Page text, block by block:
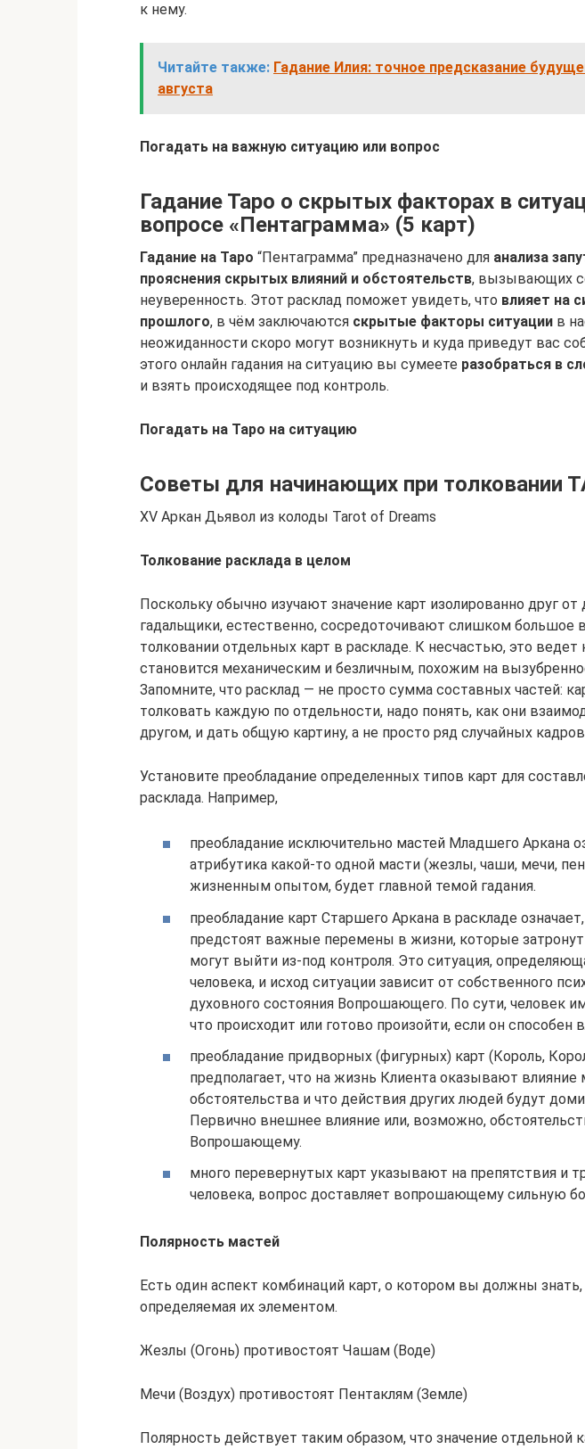
к нему.
Читайте также: Гадание Илия: точное предсказание
августа
Погадать на важную ситуацию или вопрос
Гадание Таро о скрытых факторах в
вопросе «Пентаграмма» (5 карт)
Гадание на Таро “Пентаграмма” предназначено для анализа
прояснения скрытых влияний и обстоятельств, вызывающих
неуверенность. Этот расклад поможет увидеть, что влияет на
прошлого, в чём заключаются скрытые факторы ситуации в
неожиданности скоро могут возникнуть и куда приведут вас
этого онлайн гадания на ситуацию вы сумеете разобраться в
и взять происходящее под контроль.
Погадать на Таро на ситуацию
Советы для начинающих при толковании
XV Аркан Дьявол из колоды Tarot of Dreams
Толкование расклада в целом
Поскольку обычно изучают значение карт изолированно друг
гадальщики, естественно, сосредоточивают слишком большое
толковании отдельных карт в раскладе. К несчастью, это ведет
становится механическим и безличным, похожим на
Запомните, что расклад — не просто сумма составных частей:
толковать каждую по отдельности, надо понять, как они
другом, и дать общую картину, а не просто ряд случайных
Установите преобладание определенных типов карт для
расклада. Например,
преобладание исключительно мастей Младшего Аркана
атрибутика какой-то одной масти (жезлы, чаши, мечи,
жизненным опытом, будет главной темой гадания.
преобладание карт Старшего Аркана в раскладе
предстоят важные перемены в жизни, которые затронут
могут выйти из-под контроля. Это ситуация,
человека, и исход ситуации зависит от собственного
духовного состояния Вопрошающего. По сути, человек
что происходит или готово произойти, если он способен
преобладание придворных (фигурных) карт (Король,
предполагает, что на жизнь Клиента оказывают
обстоятельства и что действия других людей будут
Первично внешнее влияние или, возможно,
Вопрошающему.
много перевернутых карт указывают на препятствия и
человека, вопрос доставляет вопрошающему сильную
Полярность мастей
Есть один аспект комбинаций карт, о котором вы должны
определяемая их элементом.
Жезлы (Огонь) противостоят Чашам (Воде)
Мечи (Воздух) противостоят Пентаклям (Земле)
Полярность действует таким образом, что значение отдельной